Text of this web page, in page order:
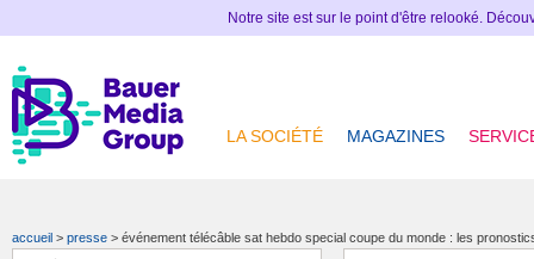
Notre site est sur le point d'être relooké.
LA SOCIÉTÉ MAGAZINES
accueil > presse > événement télécâble sat hebdo special coupe du monde : les